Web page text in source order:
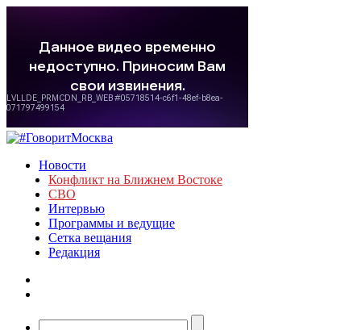
Новости
Конфликт на Ближнем Востоке
СВО
Интервью
Программы и ведущие
Сетка вещания
Редакция